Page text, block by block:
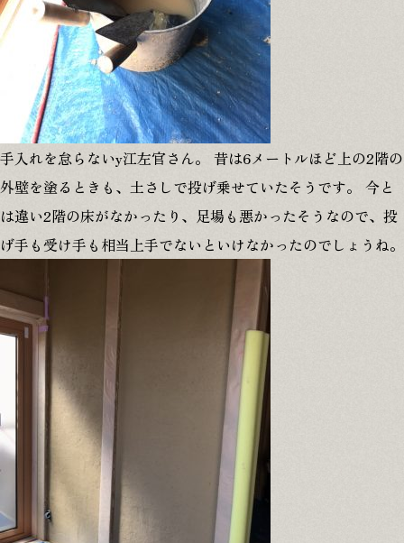
手入れを怠らないy江左官さん。 昔は6メートルほど上の2階の
外壁を塗るときも、土さしで投げ乗せていたそうです。 今と
は違い2階の床がなかったり、足場も悪かったそうなので、投
げ手も受け手も相当上手でないといけなかったのでしょうね。